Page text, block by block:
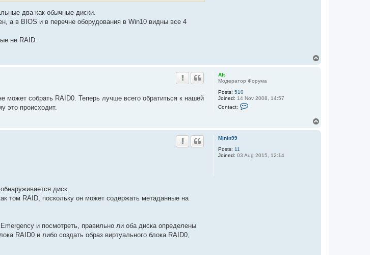
два как обычные диски.
а в BIOS и в перечне оборудования в Win10 видны все 4
не RAID.
Alt
Модератор Форума
Posts: 510
Joined: 14 Nov 2008, 14:57
Contact:
t
собрать RAID0. Теперь лучше всего обратиться к нашей
это происходит.
Minin99
Posts: 11
Joined: 03 Aug 2015, 12:14
диск.
том RAID, поскольку он может содержать метаданные на
и посмотреть, правильно ли оба диска определены
RAID0 и либо создать образ виртуального блока RAID0,